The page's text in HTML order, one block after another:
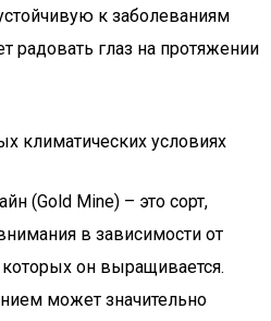
к заболеваниям
радовать глаз на протяжении
климатических условиях
(Gold Mine) – это сорт,
в зависимости от
он выращивается.
может значительно